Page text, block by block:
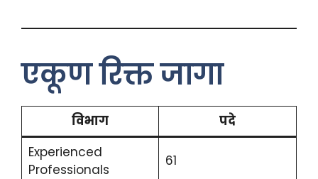
एकूण रिक्त जागा
विभाग
पदे
Experienced
Professionals
61